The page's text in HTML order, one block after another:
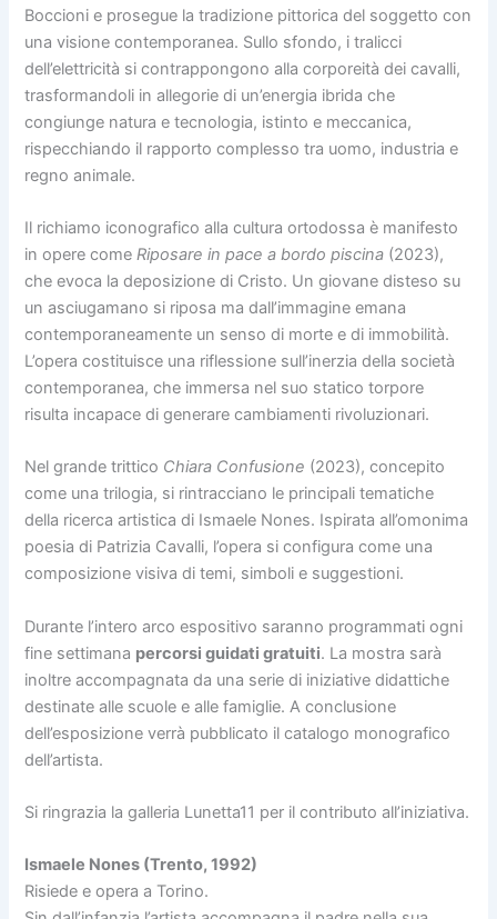
Boccioni e prosegue la tradizione pittorica del soggetto con
una visione contemporanea. Sullo sfondo, i tralicci
dell’elettricità si contrappongono alla corporeità dei cavalli,
trasformandoli in allegorie di un’energia ibrida che
congiunge natura e tecnologia, istinto e meccanica,
rispecchiando il rapporto complesso tra uomo, industria e
regno animale.
Il richiamo iconografico alla cultura ortodossa è manifesto
in opere comeRiposare in pace a bordo piscina (2023),
che evoca la deposizione di Cristo. Un giovane disteso su
un asciugamano si riposa ma dall’immagine emana
contemporaneamente un senso di morte e di immobilità.
L’opera costituisce una riflessione sull’inerzia della società
contemporanea, che immersa nel suo statico torpore
risulta incapace di generare cambiamenti rivoluzionari.
Nel grande trittico Chiara Confusione (2023), concepito
come una trilogia, si rintracciano le principali tematiche
della ricerca artistica di Ismaele Nones. Ispirata all’omonima
poesia di Patrizia Cavalli, l’opera si configura come una
composizione visiva di temi, simboli e suggestioni.
Durante l’intero arco espositivo saranno programmati ogni
fine settimana percorsi guidati gratuiti. La mostra sarà
inoltre accompagnata da una serie di iniziative didattiche
destinate alle scuole e alle famiglie. A conclusione
dell’esposizione verrà pubblicato il catalogo monografico
dell’artista.
Si ringrazia la galleria Lunetta11 per il contributo all’iniziativa.
Ismaele Nones (Trento, 1992)
Risiede e opera a Torino.